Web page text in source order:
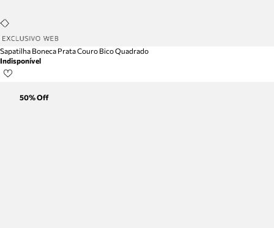
Sapatilha Boneca Prata Couro Bico Quadrado
Indisponível
50% Off